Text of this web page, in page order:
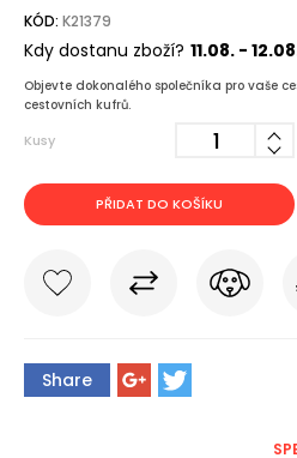
KÓD: K21379
Kdy dostanu zboží? 11.08. -
Objevte dokonalého společníka pro vaše
cestovních kufrů.
Kusy
PŘIDAT DO KOŠÍKU
Share